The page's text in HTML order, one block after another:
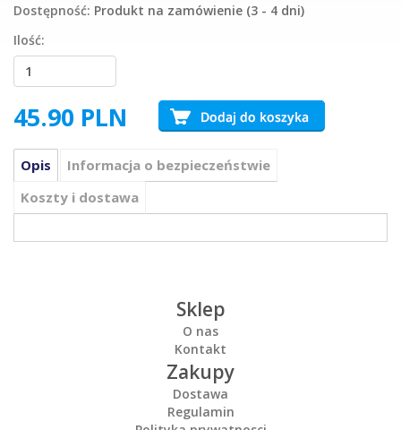
Dostępność: Produkt na zamówienie (3 - 4 dni)
Ilość:
45.90 PLN
Opis
Informacja o bezpieczeństwie
Koszty i dostawa
Sklep
O nas
Kontakt
Zakupy
Dostawa
Regulamin